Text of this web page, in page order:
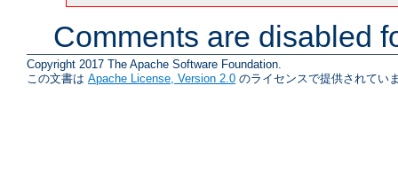
Comments are disabled
Copyright 2017 The Apache Software Foundation.
この文書は Apache License, Version 2.0 のライセンスで提供されてい